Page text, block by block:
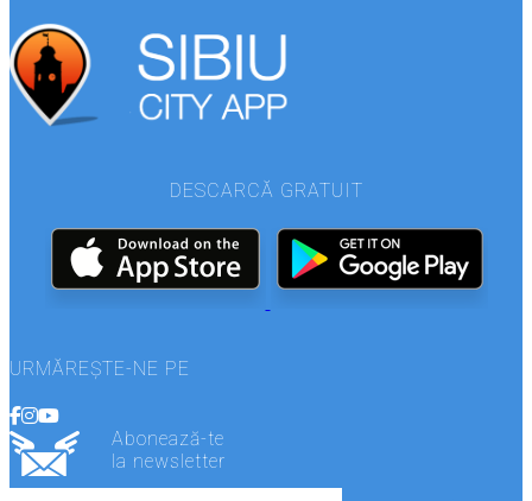
DESCARCĂ GRATUIT
URMĂREȘTE-NE PE
Abonează-te
la newsletter